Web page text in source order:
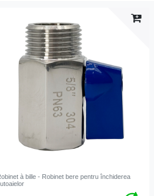
à bille - Robinet bere pentru închiderea